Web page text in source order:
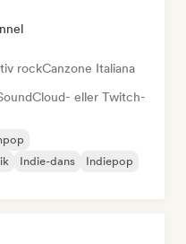
rockCanzone Italiana
eller Twitch-
Indie-dans
Indiepop